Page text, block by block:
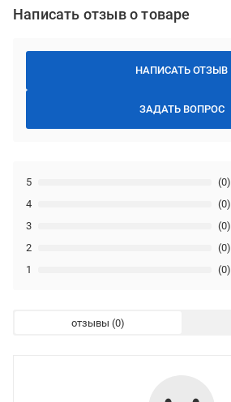
Написать отзыв о товаре
НАПИСАТЬ ОТЗЫВ
ЗАДАТЬ ВОПРОС
1 (0)
2 (0)
3 (0)
4 (0)
5 (0)
отзывы